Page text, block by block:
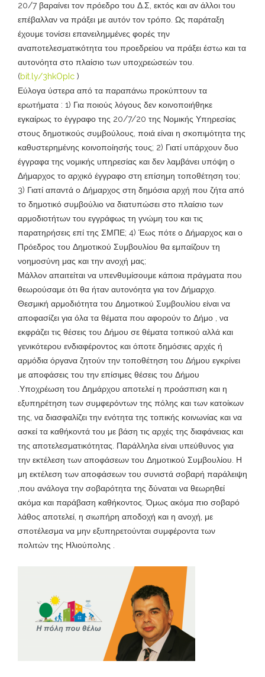
20/7 βαραίνει τον πρόεδρο του Δ.Σ, εκτός και αν άλλοι του
επέβαλλαν να πράξει με αυτόν τον τρόπο. Ως παράταξη
έχουμε τονίσει επανειλημμένες φορές την
αναποτελεσματικότητα του προεδρείου να πράξει έστω και τα
αυτονόητα στο πλαίσιο των υποχρεώσεών του.
(bit.ly/3hkOpIc )
Εύλογα ύστερα από τα παραπάνω προκύπτουν τα
ερωτήματα : 1) Για ποιούς λόγους δεν κοινοποιήθηκε
εγκαίρως το έγγραφο της 20/7/20 της Νομικής Υπηρεσίας
στους δημοτικούς συμβούλους, ποιά είναι η σκοπιμότητα της
καθυστερημένης κοινοποίησής τους; 2) Γιατί υπάρχουν δυο
έγγραφα της νομικής υπηρεσίας και δεν λαμβάνει υπόψη ο
Δήμαρχος το αρχικό έγγραφο στη επίσημη τοποθέτηση του;
3) Γιατί απαντά ο Δήμαρχος στη δημόσια αρχή που ζήτα από
το δημοτικό συμβούλιο να διατυπώσει στο πλαίσιο των
αρμοδιοτήτων του εγγράφως τη γνώμη του και τις
παρατηρήσεις επί της ΣΜΠΕ; 4) Έως πότε ο Δήμαρχος και ο
Πρόεδρος του Δημοτικού Συμβουλίου θα εμπαίζουν τη
νοημοσύνη μας και την ανοχή μας;
Μάλλον απαιτείται να υπενθυμίσουμε κάποια πράγματα που
θεωρούσαμε ότι θα ήταν αυτονόητα για τον Δήμαρχο.
Θεσμική αρμοδιότητα του Δημοτικού Συμβουλίου είναι να
αποφασίζει για όλα τα θέματα που αφορούν το Δήμο , να
εκφράζει τις θέσεις του Δήμου σε θέματα τοπικού αλλά και
γενικότερου ενδιαφέροντος και όποτε δημόσιες αρχές ή
αρμόδια όργανα ζητούν την τοποθέτηση του Δήμου εγκρίνει
με αποφάσεις του την επίσιμες θέσεις του Δήμου
.Υποχρέωση του Δημάρχου αποτελεί η προάσπιση και η
εξυπηρέτηση των συμφερόντων της πόλης και των κατοίκων
της, να διασφαλίζει την ενότητα της τοπικής κοινωνίας και να
ασκεί τα καθήκοντά του με βάση τις αρχές της διαφάνειας και
της αποτελεσματικότητας. Παράλληλα είναι υπεύθυνος για
την εκτέλεση των αποφάσεων του Δημοτικού Συμβουλίου. Η
μη εκτέλεση των αποφάσεων του συνιστά σοβαρή παράλειψη
,που ανάλογα την σοβαρότητα της δύναται να θεωρηθεί
ακόμα και παράβαση καθήκοντος. Όμως ακόμα πιο σοβαρό
λάθος αποτελεί, η σιωπήρη αποδοχή και η ανοχή, με
σποτέλεσμα να μην εξυπηρετούνται συμφέροντα των
πολιτών της Ηλιούπολης .